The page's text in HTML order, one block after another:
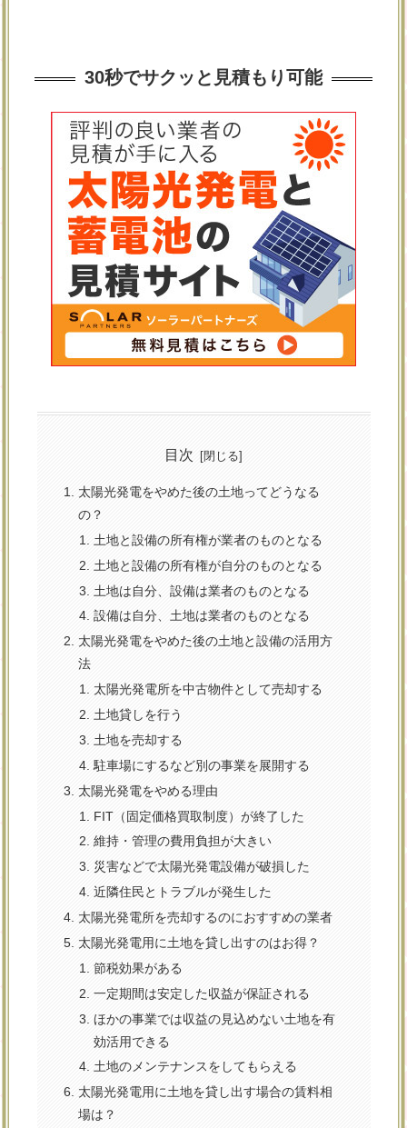
30秒でサクッと見積もり可能
目次
太陽光発電をやめた後の土地ってどうなる
の？
土地と設備の所有権が業者のものとなる
土地と設備の所有権が自分のものとなる
土地は自分、設備は業者のものとなる
設備は自分、土地は業者のものとなる
太陽光発電をやめた後の土地と設備の活用方
法
太陽光発電所を中古物件として売却する
土地貸しを行う
土地を売却する
駐車場にするなど別の事業を展開する
太陽光発電をやめる理由
FIT（固定価格買取制度）が終了した
維持・管理の費用負担が大きい
災害などで太陽光発電設備が破損した
近隣住民とトラブルが発生した
太陽光発電所を売却するのにおすすめの業者
太陽光発電用に土地を貸し出すのはお得？
節税効果がある
一定期間は安定した収益が保証される
ほかの事業では収益の見込めない土地を有
効活用できる
土地のメンテナンスをしてもらえる
太陽光発電用に土地を貸し出す場合の賃料相
場は？